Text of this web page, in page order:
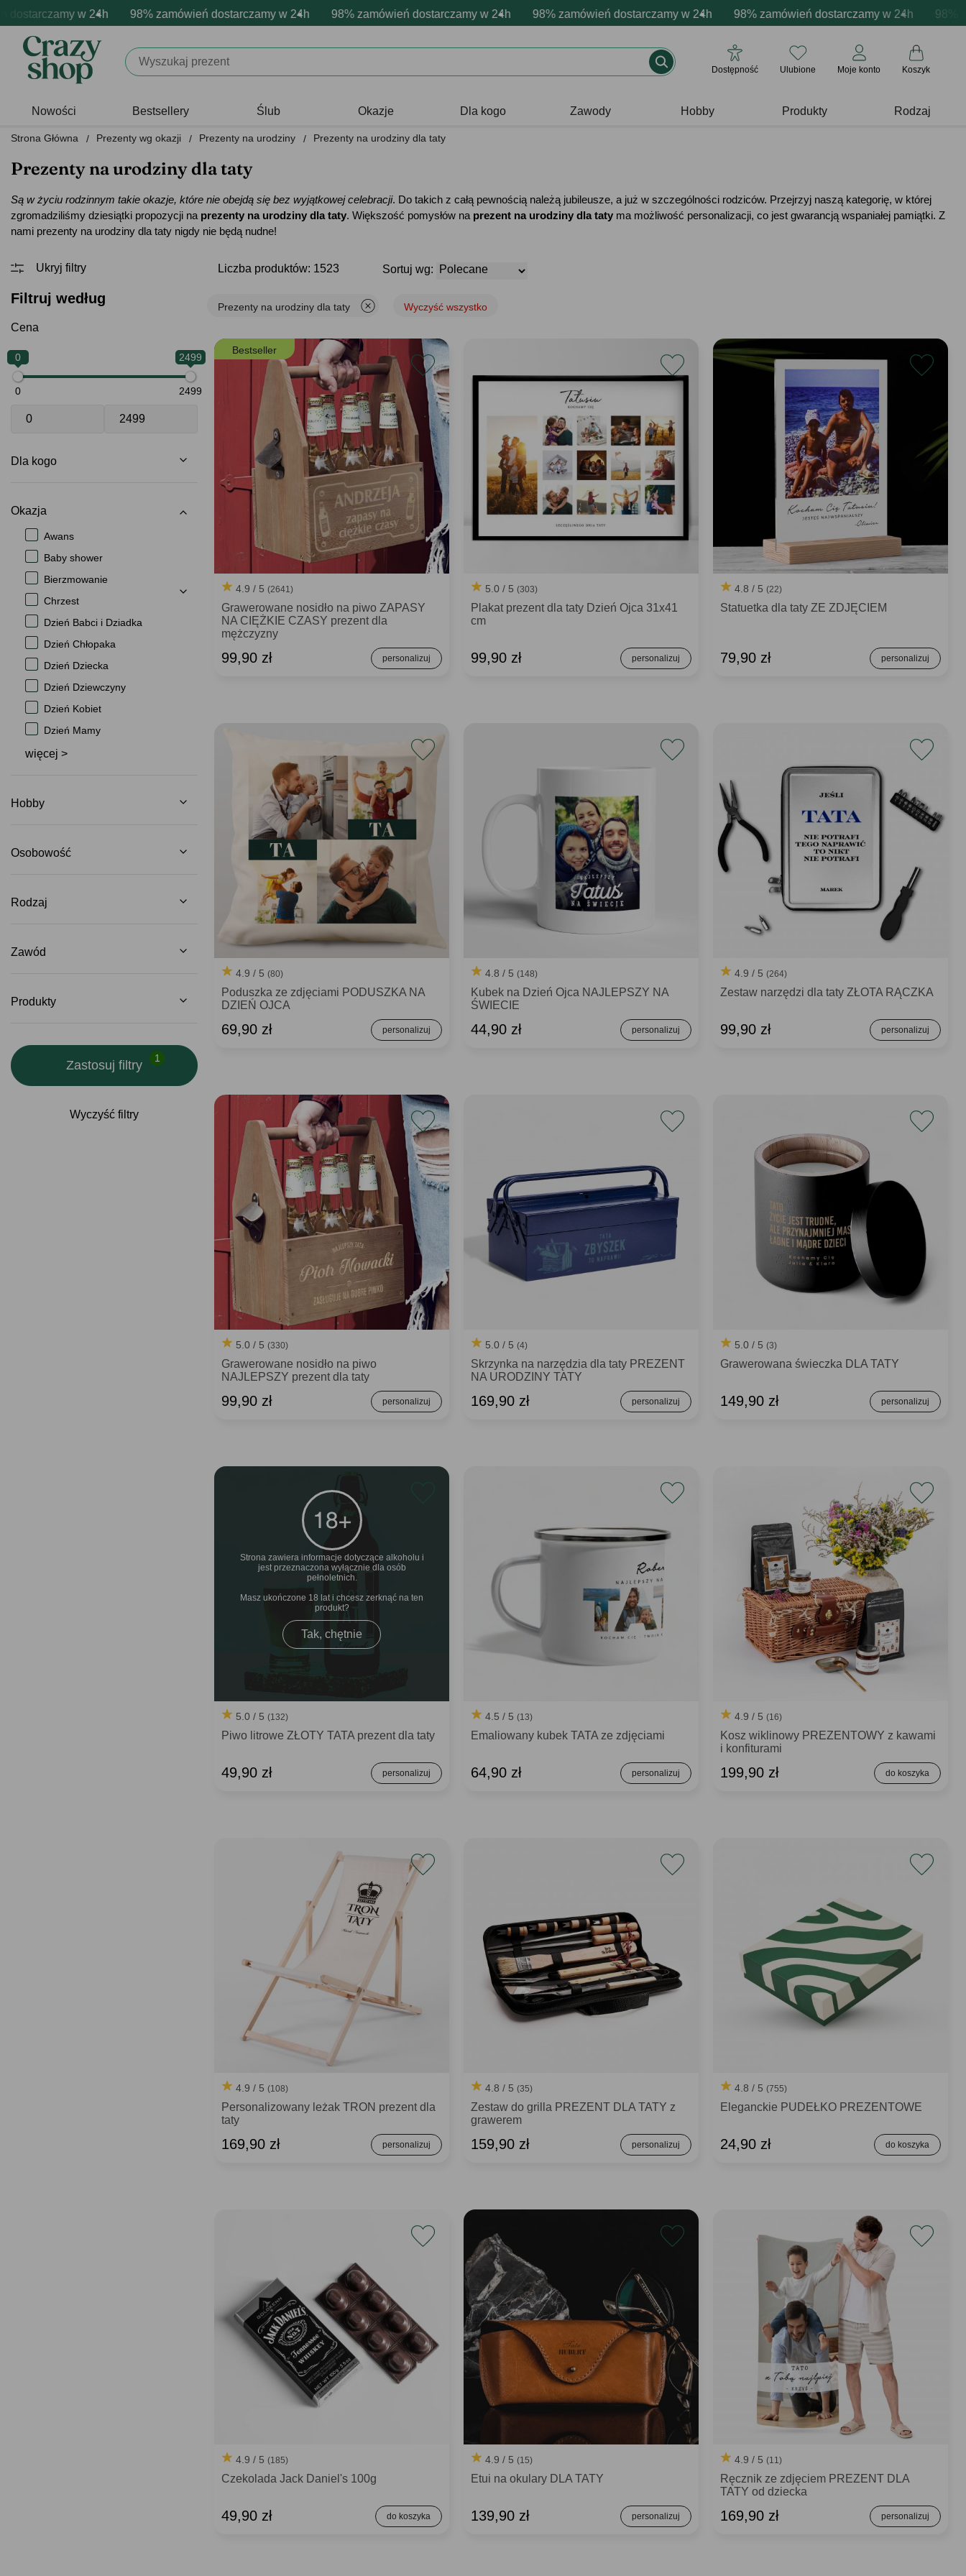
w 24h 98% zamówień dostarczamy w 24h 98% zamówień dostarczamy w 24h 98% zamówień dostarczamy w 24h 98% zamówień dostarczamy w 24h 98%
personalizacja produktów Profesjonalna i darmowa personalizacja produktów Profesjonalna i darmowa personalizacja produktów Profesjonalna i darmowa personalizacja
emocje - zawsze udane prezenty Prezentujemy pozytywne emocje - zawsze udane prezenty Prezentujemy pozytywne emocje - zawsze udane prezenty Prezentujemy
Dostępność Ulubione Moje konto Koszyk
Nowości Bestsellery Ślub Okazje Dla kogo Zawody Hobby Produkty Rodzaj
Strona Główna Prezenty wg okazji Prezenty na urodziny Prezenty na urodziny dla taty
Prezenty na urodziny dla taty
Są w życiu rodzinnym takie okazje, które nie obejdą się bez wyjątkowej celebracji. Do takich z całą pewnością należą jubileusze, a już w szczególności rodziców. Przejrzyj naszą kategorię, w której
zgromadziliśmy dziesiątki propozycji na prezenty na urodziny dla taty. Większość pomysłów na prezent na urodziny dla taty ma możliwość personalizacji, co jest gwarancją wspaniałej pamiątki. Z
nami prezenty na urodziny dla taty nigdy nie będą nudne!
Liczba produktów: 1523 Sortuj wg:
Filtruj według
Cena
0 2499
0 2499
Dla kogo
Okazja
Awans
Baby shower
Bierzmowanie
Chrzest
Dzień Babci i Dziadka
Dzień Chłopaka
Dzień Dziecka
Dzień Dziewczyny
Dzień Kobiet
Dzień Mamy
więcej >
Hobby
Osobowość
Rodzaj
Zawód
Produkty
Zastosuj filtry
Wyczyść filtry
Prezenty na urodziny dla taty Wyczyść wszystko
Bestseller
4.9 / 5(2641)
Grawerowane nosidło na piwo ZAPASY
NA CIĘŻKIE CZASY prezent dla
mężczyzny
99,90 zł
5.0 / 5 (303)
Plakat prezent dla taty Dzień Ojca 31x41
cm
99,90 zł
4.8 / 5 (22)
Statuetka dla taty ZE ZDJĘCIEM
79,90 zł
4.9 / 5(80)
Poduszka ze zdjęciami PODUSZKA NA
DZIEŃ OJCA
69,90 zł
4.8 / 5 (148)
Kubek na Dzień Ojca NAJLEPSZY NA
ŚWIECIE
44,90 zł
4.9 / 5 (264)
Zestaw narzędzi dla taty ZŁOTA RĄCZKA
99,90 zł
5.0 / 5(330)
Grawerowane nosidło na piwo
NAJLEPSZY prezent dla taty
99,90 zł
5.0 / 5 (4)
Skrzynka na narzędzia dla taty PREZENT
NA URODZINY TATY
169,90 zł
5.0 / 5 (3)
Grawerowana świeczka DLA TATY
149,90 zł
Strona zawiera informacje dotyczące alkoholu i
jest przeznaczona wyłącznie dla osób
pełnoletnich.
Masz ukończone 18 lat i chcesz zerknąć na ten
produkt
Tak, chętnie
5.0 / 5(132)
Piwo litrowe ZŁOTY TATA prezent dla taty
49,90 zł
4.5 / 5 (13)
Emaliowany kubek TATA ze zdjęciami
64,90 zł
4.9 / 5 (16)
Kosz wiklinowy PREZENTOWY z kawami
i konfiturami
199,90 zł
4.9 / 5(108)
Personalizowany leżak TRON prezent dla
taty
169,90 zł
4.8 / 5 (35)
Zestaw do grilla PREZENT DLA TATY z
grawerem
159,90 zł
4.8 / 5 (755)
Eleganckie PUDEŁKO PREZENTOWE
24,90 zł
4.9 / 5(185)
Czekolada Jack Daniel's 100g
49,90 zł
4.9 / 5 (15)
Etui na okulary DLA TATY
139,90 zł
4.9 / 5 (11)
Ręcznik ze zdjęciem PREZENT DLA
TATY od dziecka
169,90 zł